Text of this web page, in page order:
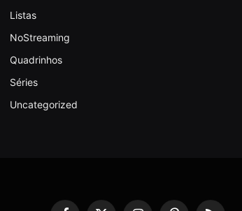
Listas
NoStreaming
Quadrinhos
Séries
Uncategorized